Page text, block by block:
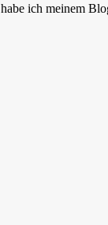
ich meinem